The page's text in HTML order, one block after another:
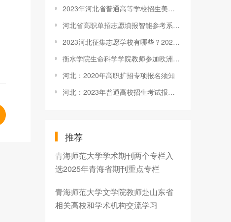
2023年河北省普通高等学校招生美术类专业统考成绩查询官网入口：http://zsjyc.hebtu.edu.cn/zsw/
河北省高职单招志愿填报智能参考系统即将上线
2023河北征集志愿学校有哪些？2023河北征集志愿院校名单
衡水学院生命科学学院教师参加欧洲啤酒文化溯源之旅
河北：2020年高职扩招专项报名须知
河北：2023年普通高校招生考试报名咨询电话
推荐
青海师范大学学术期刊两个专栏入
选2025年青海省期刊重点专栏
青海师范大学文学院教师赴山东省
相关高校和学术机构交流学习